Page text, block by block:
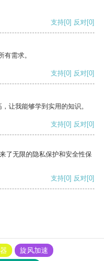
支持[0] 反对[0]
需求。
支持[0] 反对[0]
让我能够学到实用的知识。
支持[0] 反对[0]
了无限的隐私保护和安全性保
支持[0] 反对[0]
旋风加速